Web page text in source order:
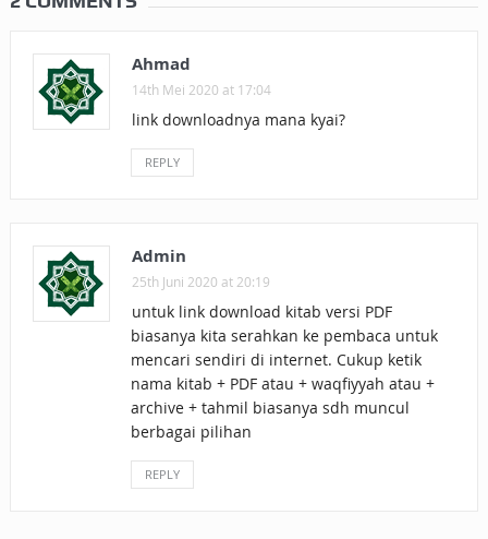
Ahmad
14th Mei 2020 at 17:04
link downloadnya mana kyai?
REPLY
Admin
25th Juni 2020 at 20:19
untuk link download kitab versi PDF
biasanya kita serahkan ke pembaca untuk
mencari sendiri di internet. Cukup ketik
nama kitab + PDF atau + waqfiyyah atau +
archive + tahmil biasanya sdh muncul
berbagai pilihan
REPLY